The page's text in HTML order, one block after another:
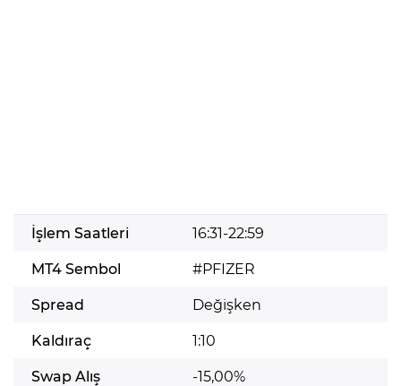
İşlem Saatleri
16:31-22:59
MT4 Sembol
#PFIZER
Spread
Değişken
Kaldıraç
1:10
Swap Alış
-15,00%